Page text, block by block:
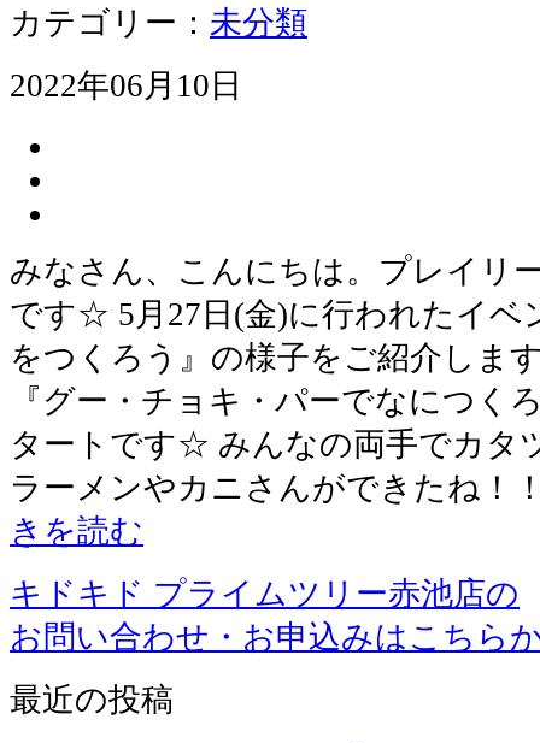
カテゴリー： 未分類
2022年06月10日
みなさん、こんにちは。プレイリ
です☆ 5月27日(金)に行われたイベ
をつくろう』の様子をご紹介しま
『グー・チョキ・パーでなにつく
タートです☆ みんなの両手でカタ
ラーメンやカニさんができたね！
きを読む
キドキド プライムツリー赤池店の
お問い合わせ・お申込みはこちら
最近の投稿